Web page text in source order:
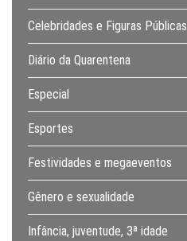
Celebridades e Figuras Públicas
Diário da Quarentena
Especial
Esportes
Festividades e megaeventos
Gênero e sexualidade
Infância, juventude, 3ª idade